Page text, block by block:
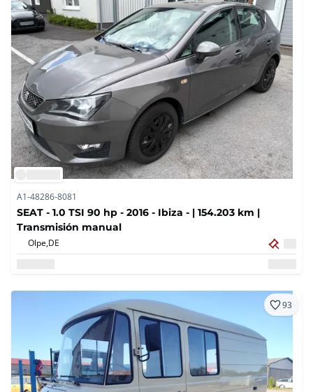
A1-48286-8081
SEAT - 1.0 TSI 90 hp - 2016 - Ibiza - | 154.203 km |
Transmisión manual
Olpe,DE
93